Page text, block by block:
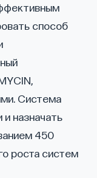
способ
Система
назначать
450
роста систем